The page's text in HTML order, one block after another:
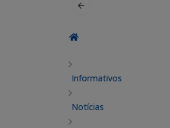
Informativos
Notícias